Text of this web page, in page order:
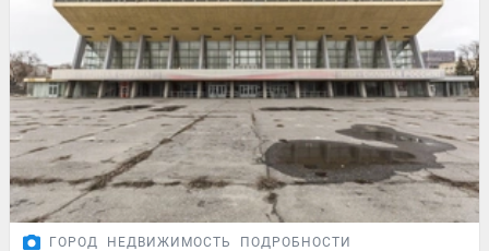
ГОРОД НЕДВИЖИМОСТЬ ПОДРОБНОСТИ